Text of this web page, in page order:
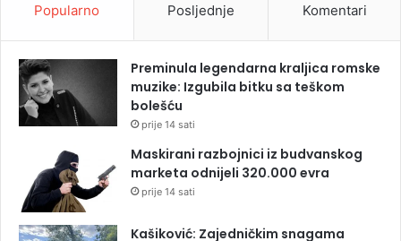
Popularno Posljednje Komentari
Preminula legendarna kraljica romske
muzike: Izgubila bitku sa teškom
bolešću
prije 14 sati
Maskirani razbojnici iz budvanskog
marketa odnijeli 320.000 evra
prije 14 sati
Kašiković: Zajedničkim snagama